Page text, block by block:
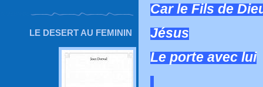
LE DESERT AU FEMININ
Car le Fils de
Jésus
Le porte avec lui